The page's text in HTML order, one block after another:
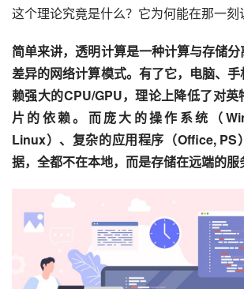
这个理论究竟是什么？它为何能在那一刻
简单来讲，透明计算是一种计算与存储
差异的网络计算模式。有了它，电脑、
赖强大的CPU/GPU，理论上降低了对
片的依赖。而庞大的操作系统（
Linux）、复杂的应用程序（Office, PS
据，全都不在本地，而是存储在远端的服